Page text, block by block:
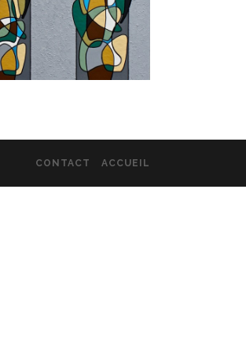
CONTACT ACCUEIL